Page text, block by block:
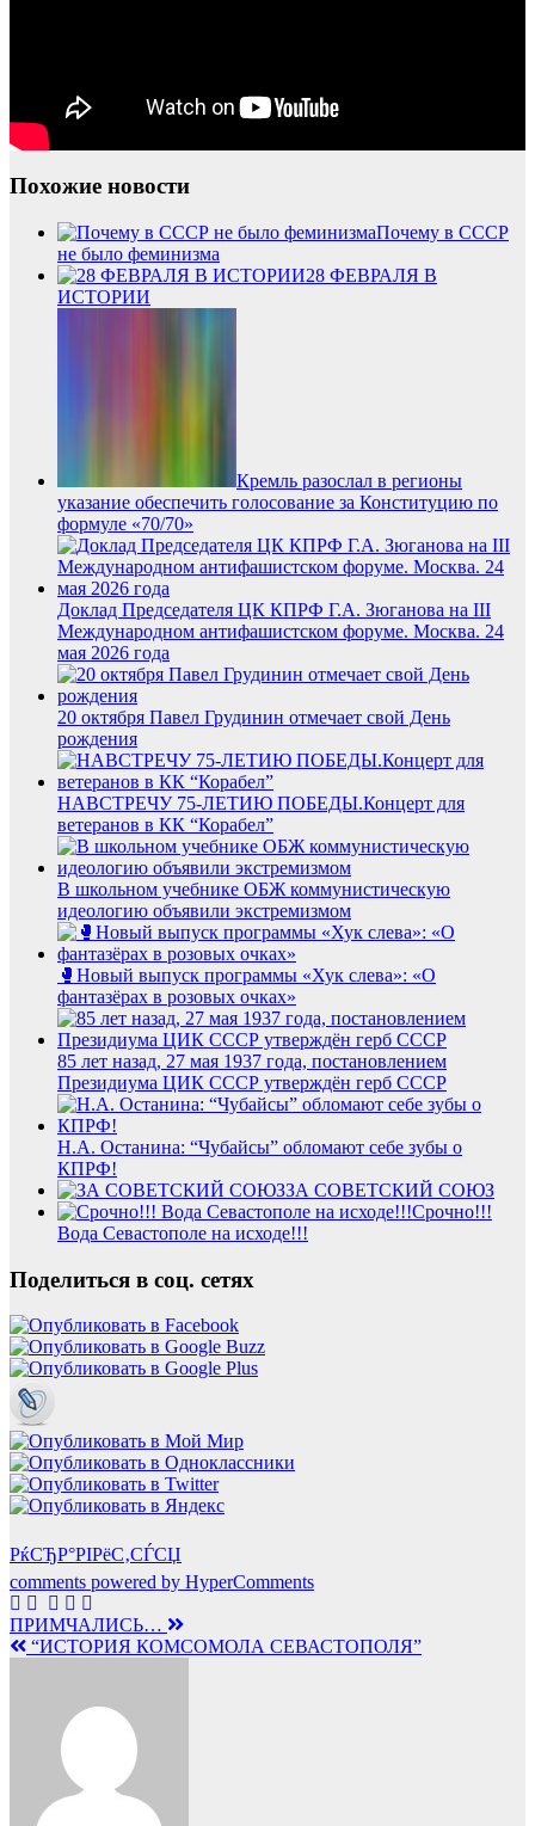
Похожие новости
Почему в СССР
не было феминизма
28 ФЕВРАЛЯ В
ИСТОРИИ
Кремль разослал в регионы
указание обеспечить голосование за Конституцию по
формуле «70/70»
Доклад Председателя ЦК КПРФ Г.А. Зюганова на III
Международном антифашистском форуме. Москва. 24
мая 2026 года
20 октября Павел Грудинин отмечает свой День
рождения
НАВСТРЕЧУ 75-ЛЕТИЮ ПОБЕДЫ.Концерт для
ветеранов в КК “Корабел”
В школьном учебнике ОБЖ коммунистическую
идеологию объявили экстремизмом
🥊Новый выпуск программы «Хук слева»: «О
фантазёрах в розовых очках»
85 лет назад, 27 мая 1937 года, постановлением
Президиума ЦИК СССР утверждён герб СССР
Н.А. Останина: “Чубайсы” обломают себе зубы о
КПРФ!
ЗА СОВЕТСКИЙ СОЮЗ
Срочно!!!
Вода Севастополе на исходе!!!
Поделиться в соц. сетях
РќСЂР°РІРёС‚СЃСЏ
comments powered by HyperComments
Навигация
по
ПРИМЧАЛИСЬ…
“ИСТОРИЯ КОМСОМОЛА СЕВАСТОПОЛЯ”